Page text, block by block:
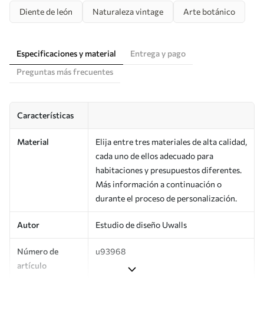
Diente de león Naturaleza vintage Arte botánico
Especificaciones y material
Entrega y pago
Preguntas más frecuentes
Características
Material
Elija entre tres materiales de alta calidad,
cada uno de ellos adecuado para
habitaciones y presupuestos diferentes.
Más información a continuación o
durante el proceso de personalización.
Autor Estudio de diseño Uwalls
Número de
artículo
u93968